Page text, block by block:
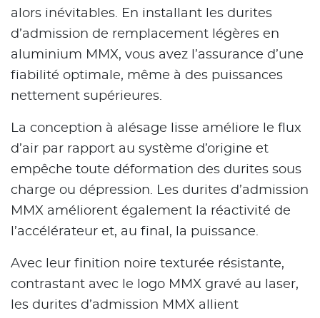
alors inévitables. En installant les durites
d’admission de remplacement légères en
aluminium MMX, vous avez l’assurance d’une
fiabilité optimale, même à des puissances
nettement supérieures.
La conception à alésage lisse améliore le flux
d’air par rapport au système d’origine et
empêche toute déformation des durites sous
charge ou dépression. Les durites d’admission
MMX améliorent également la réactivité de
l’accélérateur et, au final, la puissance.
Avec leur finition noire texturée résistante,
contrastant avec le logo MMX gravé au laser,
les durites d’admission MMX allient